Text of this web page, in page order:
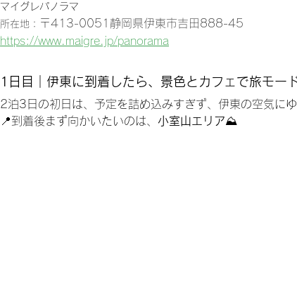
マイグレパノラマ
所在地： 〒413-0051静岡県伊東市吉田888-45
https://www.maigre.jp/panorama
1日目｜伊東に到着したら、景色とカフェで旅モー
2泊3日の初日は、予定を詰め込みすぎず、伊東の空気に
📍到着後まず向かいたいのは、 小室山エリア⛰️